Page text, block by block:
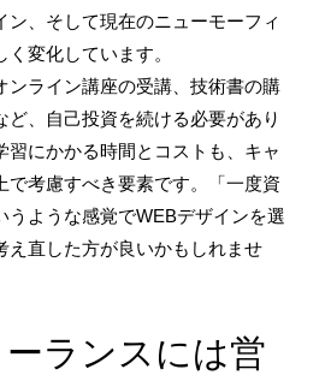
ン、そして現在のニューモーフィ
変化しています。
ンライン講座の受講、技術書の購
ど、自己投資を続ける必要があり
習にかかる時間とコストも、キャ
で考慮すべき要素です。「一度資
うような感覚でWEBデザインを選
え直した方が良いかもしれませ
ランスには営